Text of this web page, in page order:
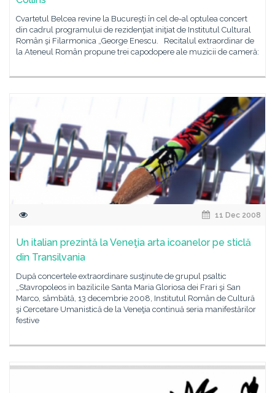
Cvartetul Belcea revine la Bucureşti în cel de-al optulea concert
din cadrul programului de rezidenţiat iniţiat de Institutul Cultural
Român şi Filarmonica „George Enescu. Recitalul extraordinar de
la Ateneul Român propune trei capodopere ale muzicii de cameră:
11 Dec 2008
Un italian prezintă la Veneţia arta icoanelor pe sticlă
din Transilvania
După concertele extraordinare susţinute de grupul psaltic
„Stavropoleos in bazilicile Santa Maria Gloriosa dei Frari şi San
Marco, sâmbătă, 13 decembrie 2008, Institutul Român de Cultură
şi Cercetare Umanistică de la Veneţia continuă seria manifestărilor
festive